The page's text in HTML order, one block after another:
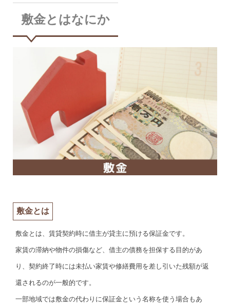
敷金とはなにか
敷金とは
敷金とは、賃貸契約時に借主が貸主に預ける保証金です。
家賃の滞納や物件の損傷など、借主の債務を担保する目的があ
り、契約終了時には未払い家賃や修繕費用を差し引いた残額が返
還されるのが一般的です。
一部地域では敷金の代わりに保証金という名称を使う場合もあ